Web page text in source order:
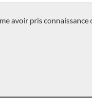
avoir pris connaissance